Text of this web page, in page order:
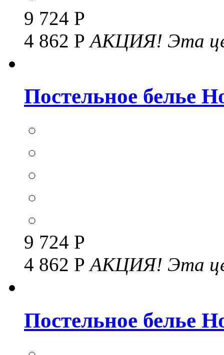
9 724 Р
4 862 Р АКЦИЯ! Эта
Постельное белье
9 724 Р
4 862 РАКЦИЯ! Эта
Постельное белье